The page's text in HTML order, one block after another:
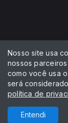
Nosso site usa
nossos
como você usa
será
política de
Entendi